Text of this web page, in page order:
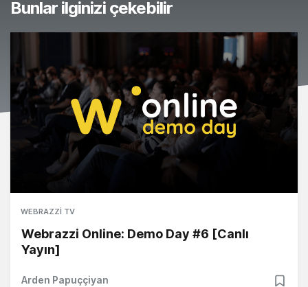
Bunlar ilginizi çekebilir
WEBRAZZI TV
Webrazzi Online: Demo Day #6 [Canlı
Yayın]
Arden Papuççiyan